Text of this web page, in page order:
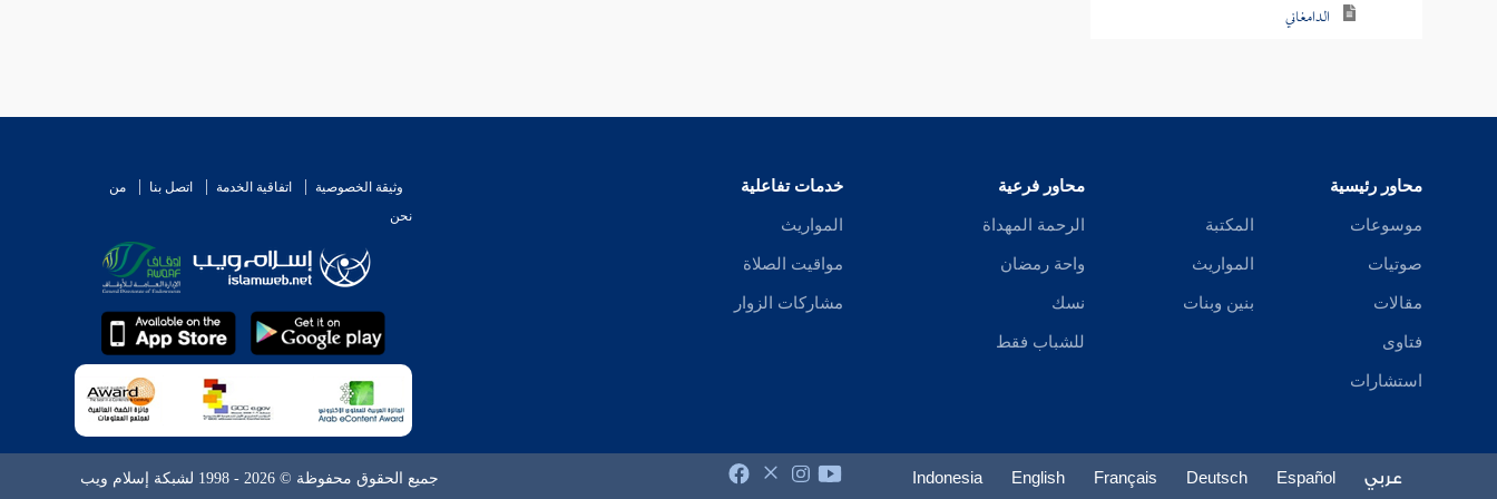
الدامغاني
ابن خزرج
الجوهري
محاور رئيسية
موسوعات
صوتيات
مقالات
فتاوى
استشارات
المكتبة
المواريث
بنين وبنات
محاور فرعية
الرحمة المهداة
واحة رمضان
نسك
للشباب فقط
خدمات تفاعلية
المواريث
مواقيت الصلاة
مشاركات الزوار
وثيقة الخصوصية اتفاقية الخدمة اتصل بنا
من
نحن
عربي Español
Deutsch
Français
English
Indonesia جميع الحقوق محفوظة © 2026 - 1998 لشبكة إسلام ويب